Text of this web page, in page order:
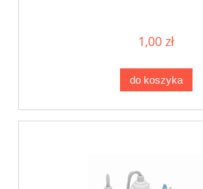
1,00 zł
do koszyka